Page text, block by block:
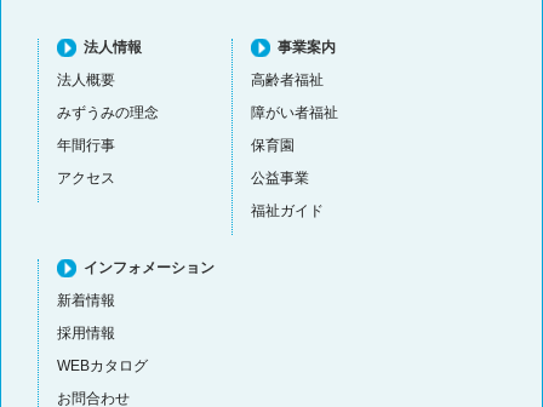
法人情報
法人概要
みずうみの理念
年間行事
アクセス
事業案内
高齢者福祉
障がい者福祉
保育園
公益事業
福祉ガイド
インフォメーション
新着情報
採用情報
WEBカタログ
お問合わせ